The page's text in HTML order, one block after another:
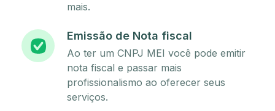
mais.
Emissão de Nota fiscal
Ao ter um CNPJ MEI você pode emitir
nota fiscal e passar mais
profissionalismo ao oferecer seus
serviços.